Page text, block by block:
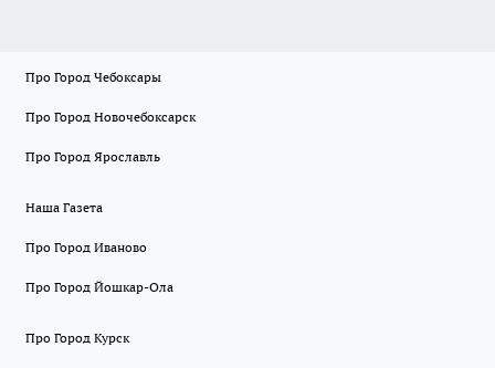
Про Город Чебоксары
Про Город Новочебоксарск
Про Город Ярославль
Наша Газета
Про Город Иваново
Про Город Йошкар-Ола
Про Город Курск